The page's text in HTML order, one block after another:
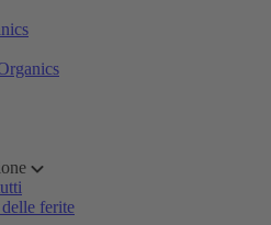
ferite